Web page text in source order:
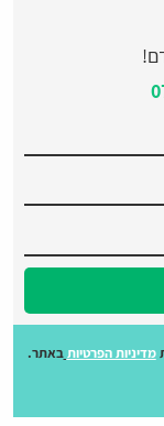
מדיניות הפרטיות באתר.